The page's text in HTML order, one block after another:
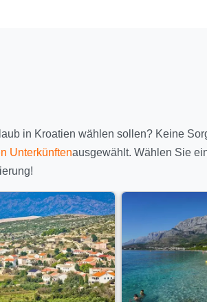
in Kroatien wählen sollen? Keine
Unterkünftenausgewählt. Wählen Sie